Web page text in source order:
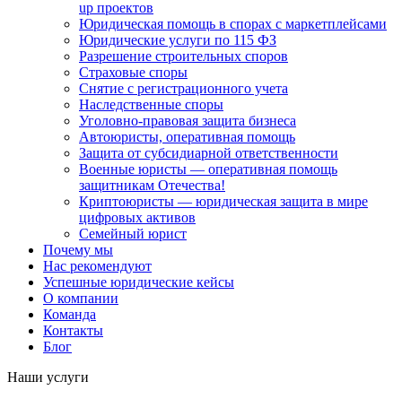
up проектов
Юридическая помощь в спорах с маркетплейсами
Юридические услуги по 115 ФЗ
Разрешение строительных споров
Страховые споры
Снятие с регистрационного учета
Наследственные споры
Уголовно-правовая защита бизнеса
Автоюристы, оперативная помощь
Защита от субсидиарной ответственности
Военные юристы — оперативная помощь
защитникам Отечества!
Криптоюристы — юридическая защита в мире
цифровых активов
Семейный юрист
Почему мы
Нас рекомендуют
Успешные юридические кейсы
О компании
Команда
Контакты
Блог
Наши услуги